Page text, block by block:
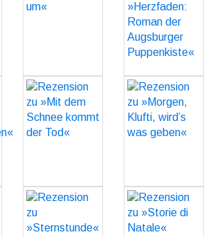
Roman der
Augsburger
Puppenkiste«
Rezension zu
»Mit dem
Schnee kommt
der Tod«
Rezension zu
»Morgen,
Klufti, wird’s
was geben«
Rezension zu
»Sternstunde«
Rezension zu
»Storie di
Natale«